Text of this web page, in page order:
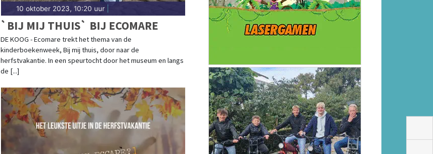
10 oktober 2023, 10:20 uur|
`BIJ MIJ THUIS` BIJ ECOMARE
DE KOOG - Ecomare trekt het thema van de
kinderboekenweek, Bij mij thuis, door naar de
herfstvakantie. In een speurtocht door het museum en langs
de [...]